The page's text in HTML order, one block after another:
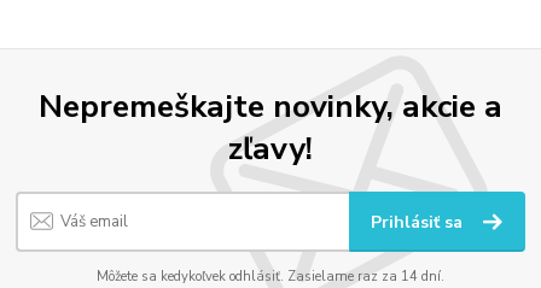
Nepremeškajte novinky, akcie a
zľavy!
Prihlásiť sa
Môžete sa kedykoľvek odhlásiť. Zasielame raz za 14 dní.